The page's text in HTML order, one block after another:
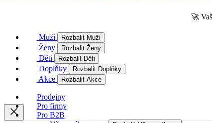
🚀
Muži Rozbalit Muži
Ženy Rozbalit Ženy
Děti Rozbalit Děti
Doplňky Rozbalit Doplňky
Akce Rozbalit Akce
Prodejny
Pro firmy
Pro B2B